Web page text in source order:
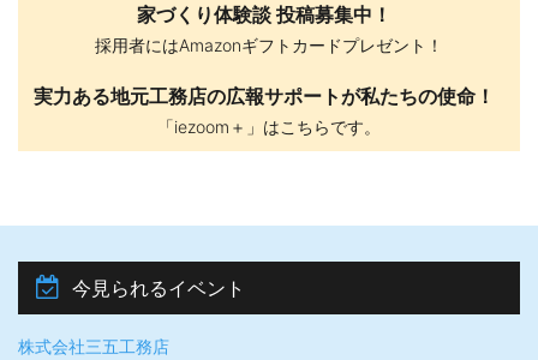
家づくり体験談 投稿募集中！
採用者にはAmazonギフトカードプレゼント！
実力ある地元工務店の広報サポートが私たちの使命！
「iezoom＋」はこちらです。
今見られるイベント
株式会社三五工務店